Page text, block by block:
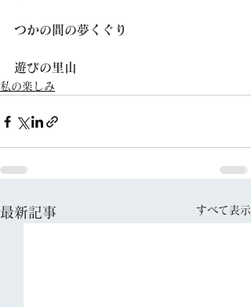
つかの間の夢くぐり
遊びの里山
私の楽しみ
最新記事 すべて表示